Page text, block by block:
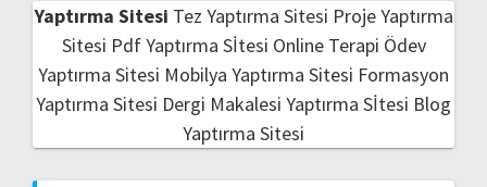
Yaptırma Sitesi Tez Yaptırma Sitesi Proje Yaptırma
Sitesi Pdf Yaptırma Sİtesi Online Terapi Ödev
Yaptırma Sitesi Mobilya Yaptırma Sitesi Formasyon
Yaptırma Sitesi Dergi Makalesi Yaptırma Sİtesi Blog
Yaptırma Sitesi